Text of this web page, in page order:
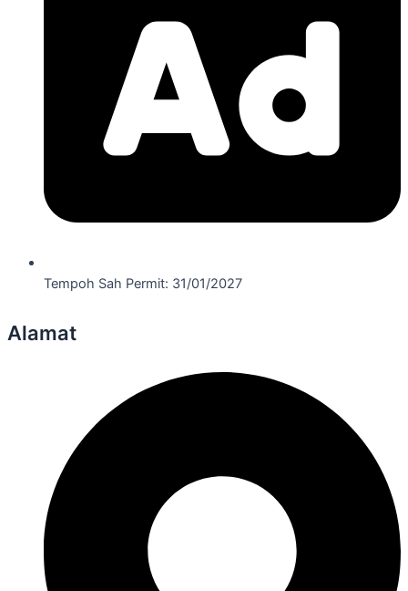
Tempoh Sah Permit: 31/01/2027
Alamat